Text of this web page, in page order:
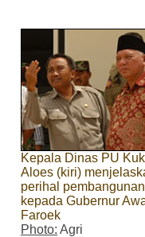
Kepala Dinas PU
Aloes (kiri)
perihal
kepada Gubernur
Faroek
Photo: Agri